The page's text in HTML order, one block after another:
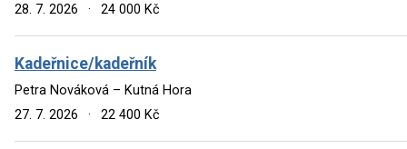
28. 7. 2026
· 24 000 Kč
Kadeřnice/kadeřník
Petra Nováková – Kutná Hora
27. 7. 2026
· 22 400 Kč